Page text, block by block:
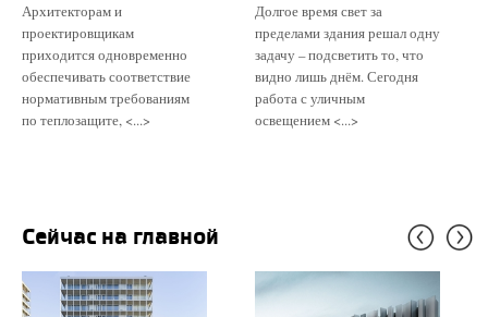
Архитекторам и
проектировщикам
приходится одновременно
обеспечивать соответствие
нормативным требованиям
по теплозащите, <...>
Долгое время свет за
пределами здания решал одну
задачу – подсветить то, что
видно лишь днём. Сегодня
работа с уличным
освещением <...>
Сейчас на главной